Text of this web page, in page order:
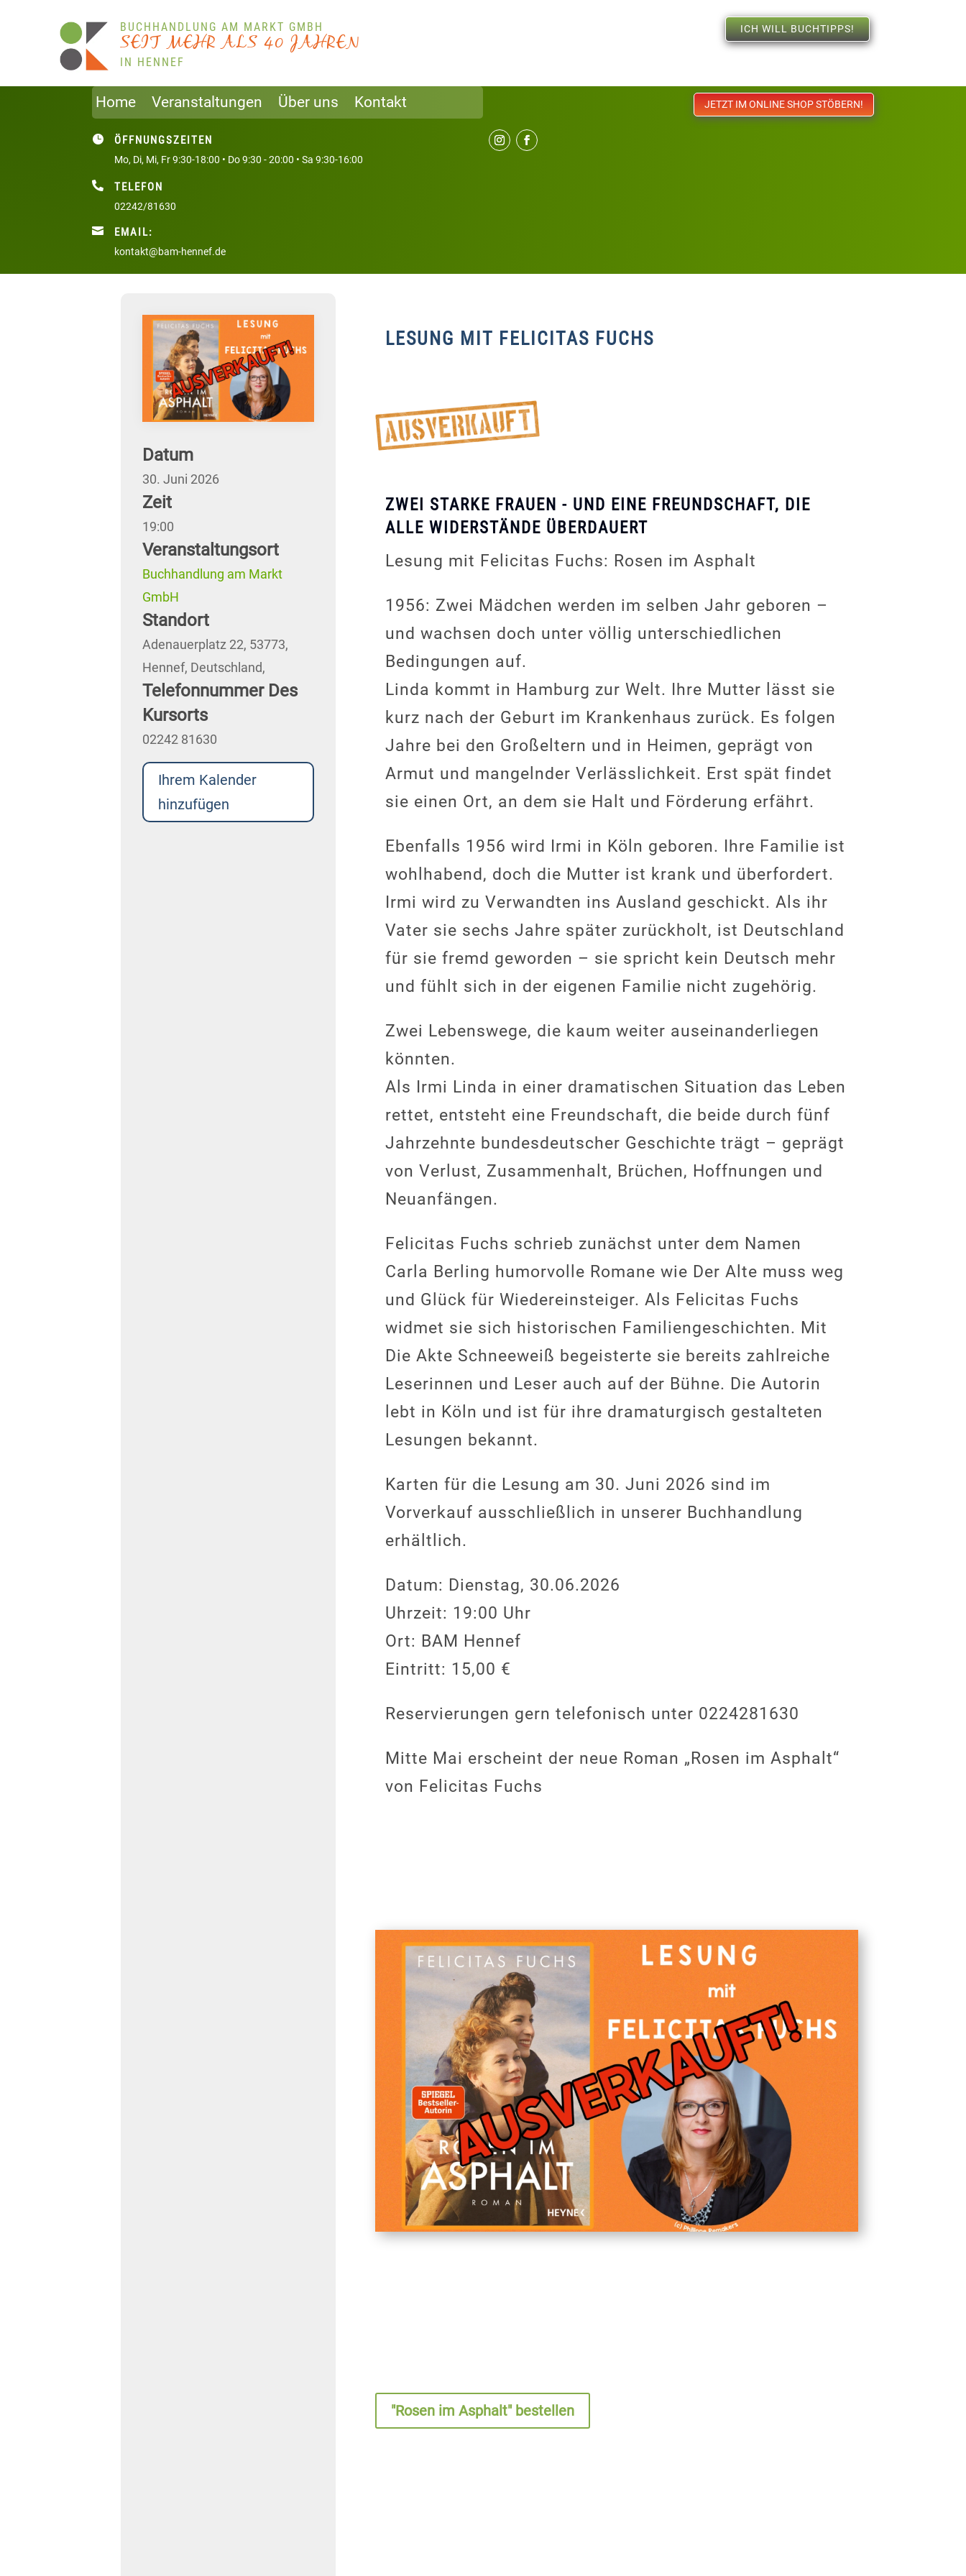
BUCHHANDLUNG AM MARKT GMBH
SEIT MEHR ALS 40 JAHREN
IN HENNEF
ICH WILL BUCHTIPPS!
Home Veranstaltungen Über uns Kontakt
 ÖFFNUNGSZEITEN
Mo, Di, Mi, Fr 9:30-18:00 • Do 9:30 - 20:00 • Sa 9:30-16:00
 TELEFON
02242/81630
 EMAIL:
kontakt@bam-hennef.de
JETZT IM ONLINE SHOP STÖBERN!
Datum
30. Juni 2026
Zeit
19:00
Veranstaltungsort
Buchhandlung am Markt
GmbH
Standort
Adenauerplatz 22, 53773,
Hennef, Deutschland,
Telefonnummer Des
Kursorts
02242 81630
Ihrem Kalender
hinzufügen
LESUNG MIT FELICITAS FUCHS
ZWEI STARKE FRAUEN - UND EINE FREUNDSCHAFT, DIE
ALLE WIDERSTÄNDE ÜBERDAUERT
Lesung mit Felicitas Fuchs: Rosen im Asphalt
1956: Zwei Mädchen werden im selben Jahr geboren –
und wachsen doch unter völlig unterschiedlichen
Bedingungen auf.
Linda kommt in Hamburg zur Welt. Ihre Mutter lässt sie
kurz nach der Geburt im Krankenhaus zurück. Es folgen
Jahre bei den Großeltern und in Heimen, geprägt von
Armut und mangelnder Verlässlichkeit. Erst spät findet
sie einen Ort, an dem sie Halt und Förderung erfährt.
Ebenfalls 1956 wird Irmi in Köln geboren. Ihre Familie ist
wohlhabend, doch die Mutter ist krank und überfordert.
Irmi wird zu Verwandten ins Ausland geschickt. Als ihr
Vater sie sechs Jahre später zurückholt, ist Deutschland
für sie fremd geworden – sie spricht kein Deutsch mehr
und fühlt sich in der eigenen Familie nicht zugehörig.
Zwei Lebenswege, die kaum weiter auseinanderliegen
könnten.
Als Irmi Linda in einer dramatischen Situation das Leben
rettet, entsteht eine Freundschaft, die beide durch fünf
Jahrzehnte bundesdeutscher Geschichte trägt – geprägt
von Verlust, Zusammenhalt, Brüchen, Hoffnungen und
Neuanfängen.
Felicitas Fuchs schrieb zunächst unter dem Namen
Carla Berling humorvolle Romane wie Der Alte muss weg
und Glück für Wiedereinsteiger. Als Felicitas Fuchs
widmet sie sich historischen Familiengeschichten. Mit
Die Akte Schneeweiß begeisterte sie bereits zahlreiche
Leserinnen und Leser auch auf der Bühne. Die Autorin
lebt in Köln und ist für ihre dramaturgisch gestalteten
Lesungen bekannt.
Karten für die Lesung am 30. Juni 2026 sind im
Vorverkauf ausschließlich in unserer Buchhandlung
erhältlich.
Datum: Dienstag, 30.06.2026
Uhrzeit: 19:00 Uhr
Ort: BAM Hennef
Eintritt: 15,00 €
Reservierungen gern telefonisch unter 0224281630
Mitte Mai erscheint der neue Roman „Rosen im Asphalt“
von Felicitas Fuchs
"Rosen im Asphalt" bestellen